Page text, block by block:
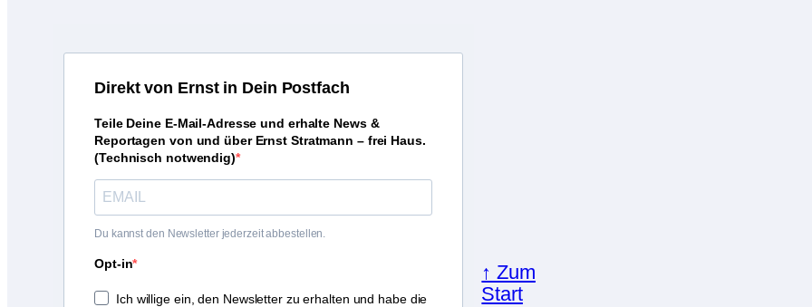
Direkt von Ernst in Dein Postfach
Teile Deine E-Mail-Adresse und erhalte News &
Reportagen von und über Ernst Stratmann – frei Haus.
(Technisch notwendig)
Du kannst den Newsletter jederzeit abbestellen.
Opt-in
Ich willige ein, den Newsletter zu erhalten und habe die
↑ Zum
Start